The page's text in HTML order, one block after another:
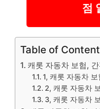
점
Table of
캐롯 자동차 보험,
1, 캐롯 자동차
2, 캐롯 자동차
3, 캐롯 자동차